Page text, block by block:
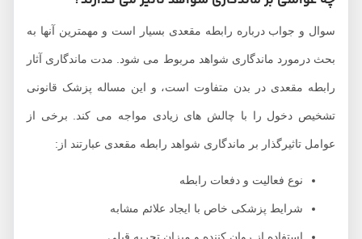
سوال و جواب درباره رابطه مقعدی بسیار است و مهمترین آنها به
بحث درمورد ماندگاری شواهد مربوط می شود. مدت ماندگاری آثار
رابطه مقعدی در بدن متفاوت است، و این مساله پزشک قانونی
تشخیص دخول را با چالش های زیادی مواجه می کند. برخی از
عوامل تاثیرگذار بر ماندگاری شواهد رابطه مقعدی عبارتند از:
نوع فعالیت و دفعات رابطه
شرایط پزشکی خاص با ایجاد علائم مشابه